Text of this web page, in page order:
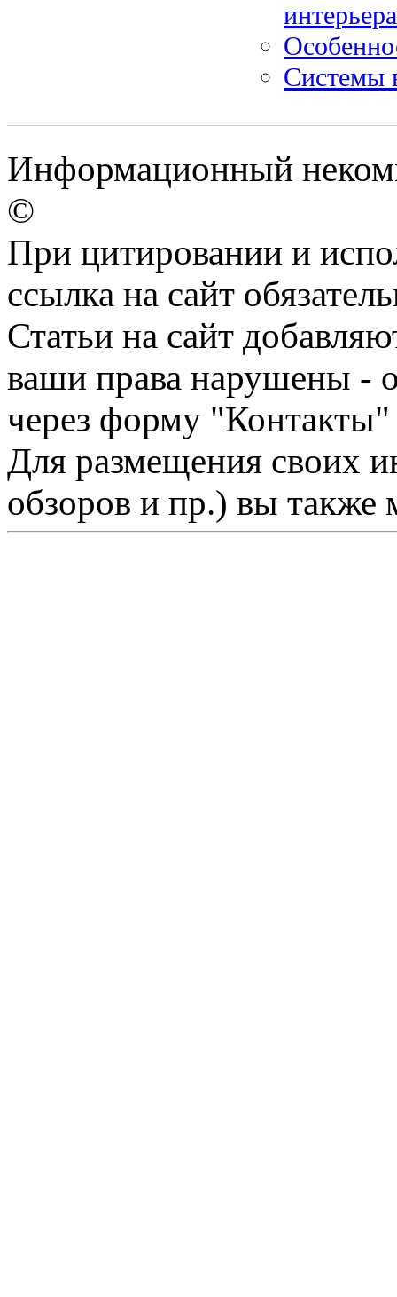
интерьера
Системы
Информационный
©
При цитировании и
ссылка на сайт
Статьи на сайт
ваши права нарушены -
через форму "Контакты"
Для размещения своих
обзоров и пр.) вы также